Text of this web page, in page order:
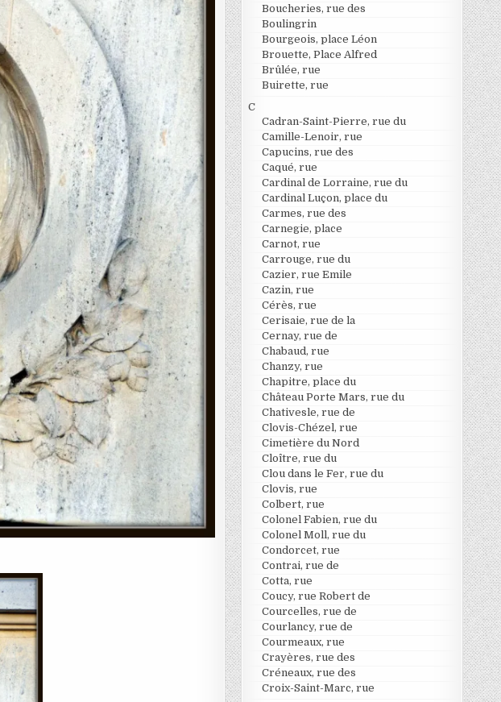
Boucheries, rue des
Boulingrin
Bourgeois, place Léon
Brouette, Place Alfred
Brûlée, rue
Buirette, rue
C
Cadran-Saint-Pierre, rue du
Camille-Lenoir, rue
Capucins, rue des
Caqué, rue
Cardinal de Lorraine, rue du
Cardinal Luçon, place du
Carmes, rue des
Carnegie, place
Carnot, rue
Carrouge, rue du
Cazier, rue Emile
Cazin, rue
Cérès, rue
Cerisaie, rue de la
Cernay, rue de
Chabaud, rue
Chanzy, rue
Chapitre, place du
Château Porte Mars, rue du
Chativesle, rue de
Clovis-Chézel, rue
Cimetière du Nord
Cloître, rue du
Clou dans le Fer, rue du
Clovis, rue
Colbert, rue
Colonel Fabien, rue du
Colonel Moll, rue du
Condorcet, rue
Contrai, rue de
Cotta, rue
Coucy, rue Robert de
Courcelles, rue de
Courlancy, rue de
Courmeaux, rue
Crayères, rue des
Créneaux, rue des
Croix-Saint-Marc, rue